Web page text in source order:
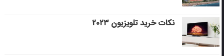
نکات خرید تلویزیون ۲۰۲۳